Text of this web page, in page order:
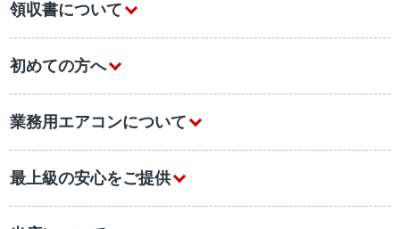
領収書について
初めての方へ
業務用エアコンについて
最上級の安心をご提供